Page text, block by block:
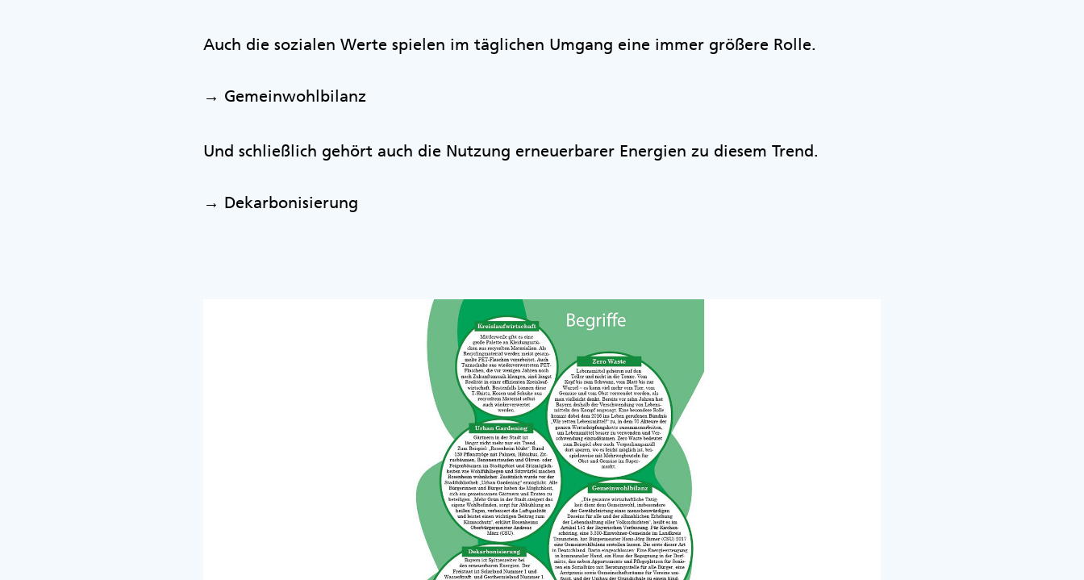
Auch die sozialen Werte spielen im täglichen Umgang eine immer größere Rolle.
→ Gemeinwohlbilanz
Und schließlich gehört auch die Nutzung erneuerbarer Energien zu diesem Trend.
→ Dekarbonisierung